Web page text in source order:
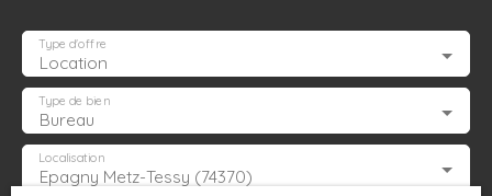
Accueil Acheter Trouver un
Estimation
Location
Type d'offre
Bureau
Type de bien
Epagny Metz-Tessy (74370)
Localisation